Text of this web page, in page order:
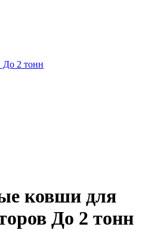
До 2 тонн
ковши для
До 2 тонн